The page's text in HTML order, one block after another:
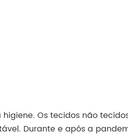
Os tecidos não
Durante e após a